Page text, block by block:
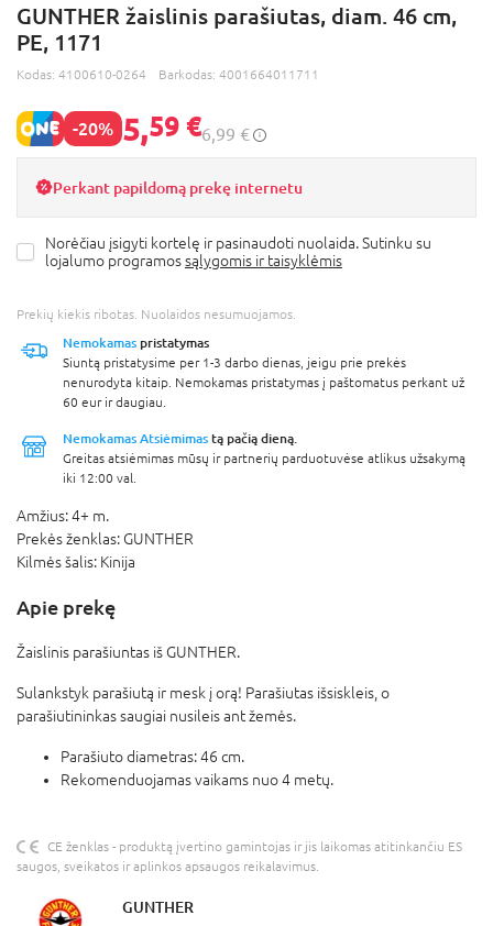
GUNTHER žaislinis parašiutas, diam. 46 cm,
PE, 1171
Kodas: 4100610-0264 Barkodas: 4001664011711
-20% 5,59 €6,99 €
Perkant papildomą prekę internetu
Norėčiau įsigyti kortelę ir pasinaudoti nuolaida. Sutinku su
lojalumo programossąlygomis ir taisyklėmis
Prekių kiekis ribotas. Nuolaidos nesumuojamos.
Nemokamas pristatymas
Siuntą pristatysime per 1-3 darbo dienas, jeigu prie prekės
nenurodyta kitaip. Nemokamas pristatymas į paštomatus perkant už
60 eur ir daugiau.
Nemokamas Atsiėmimas tą pačią dieną.
Greitas atsiėmimas mūsų ir partnerių parduotuvėse atlikus užsakymą
iki 12:00 val.
Amžius:4+ m.
Prekės ženklas: GUNTHER
Kilmės šalis: Kinija
Apie prekę
Žaislinis parašiuntas iš GUNTHER.
Sulankstyk parašiutą ir mesk į orą! Parašiutas išsiskleis, o
parašiutininkas saugiai nusileis ant žemės.
Parašiuto diametras: 46 cm.
Rekomenduojamas vaikams nuo 4 metų.
CE ženklas - produktą įvertino gamintojas ir jis laikomas atitinkančiu ES
saugos, sveikatos ir aplinkos apsaugos reikalavimus.
GUNTHER